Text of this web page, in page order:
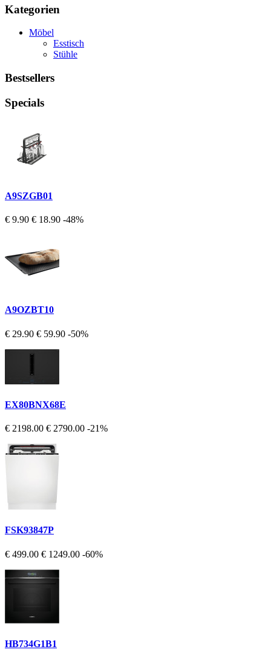
Kategorien
Möbel
Esstisch
Stühle
Bestsellers
Specials
A9SZGB01
€ 9.90 € 18.90 -48%
A9OZBT10
€ 29.90 € 59.90 -50%
EX80BNX68E
€ 2198.00 € 2790.00 -21%
FSK93847P
€ 499.00 € 1249.00 -60%
HB734G1B1